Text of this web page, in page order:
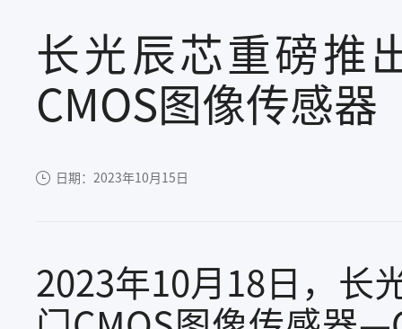
长光辰芯重磅推
CMOS图像传感器
日期：2023年10月15日
2023年10月18日，长